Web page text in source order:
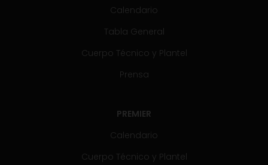
Calendario
Tabla General
Cuerpo Técnico y Plantel
Prensa
PREMIER
Calendario
Cuerpo Técnico y Plantel